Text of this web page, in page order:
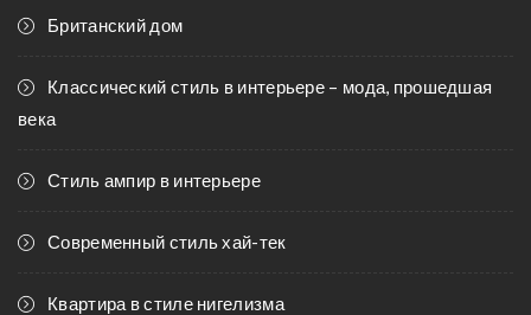
Британский дом
Классический стиль в интерьере – мода, прошедшая
века
Стиль ампир в интерьере
Современный стиль хай-тек
Квартира в стиле нигелизма